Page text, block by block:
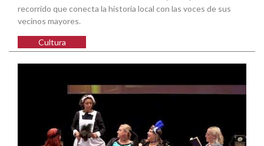
recorrido que conecta la historia local con las voces de sus
vecinos mayores.
Cultura